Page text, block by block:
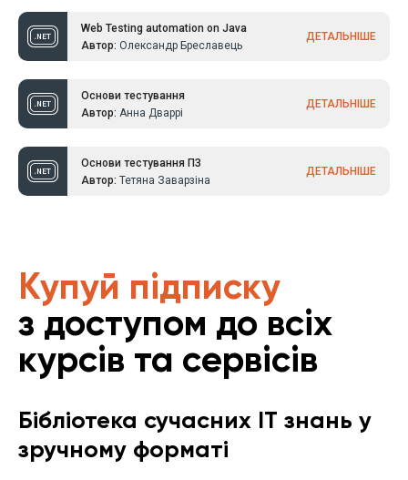
Web Testing automation on Java
Автор: Олександр Бреславець
ДЕТАЛЬНІШЕ
Основи тестування
Автор: Анна Дваррі
ДЕТАЛЬНІШЕ
Основи тестування ПЗ
Автор: Тетяна Заварзіна
ДЕТАЛЬНІШЕ
Купуй підписку
з доступом до всіх
курсів та сервісів
Бібліотека сучасних IT знань у
зручному форматі